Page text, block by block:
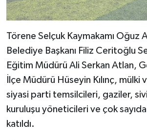
Törene Selçuk Kaymakamı Oğuz
Belediye Başkanı Filiz Ceritoğlu
Eğitim Müdürü Ali Serkan Atlan,
İlçe Müdürü Hüseyin Kılınç, mülki
siyasi parti temsilcileri, gaziler,
kuruluşu yöneticileri ve çok
katıldı.